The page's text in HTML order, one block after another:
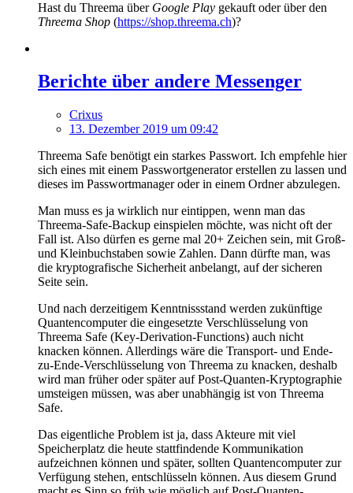
Hast du Threema über Google Play gekauft oder über den
Threema Shop (https://shop.threema.ch)?
Berichte über andere Messenger
Crixus
13. Dezember 2019 um 09:42
Threema Safe benötigt ein starkes Passwort. Ich empfehle hier
sich eines mit einem Passwortgenerator erstellen zu lassen und
dieses im Passwortmanager oder in einem Ordner abzulegen.
Man muss es ja wirklich nur eintippen, wenn man das
Threema-Safe-Backup einspielen möchte, was nicht oft der
Fall ist. Also dürfen es gerne mal 20+ Zeichen sein, mit Groß-
und Kleinbuchstaben sowie Zahlen. Dann dürfte man, was
die kryptografische Sicherheit anbelangt, auf der sicheren
Seite sein.
Und nach derzeitigem Kenntnissstand werden zukünftige
Quantencomputer die eingesetzte Verschlüsselung von
Threema Safe (Key-Derivation-Functions) auch nicht
knacken können. Allerdings wäre die Transport- und Ende-
zu-Ende-Verschlüsselung von Threema zu knacken, deshalb
wird man früher oder später auf Post-Quanten-Kryptographie
umsteigen müssen, was aber unabhängig ist von Threema
Safe.
Das eigentliche Problem ist ja, dass Akteure mit viel
Speicherplatz die heute stattfindende Kommunikation
aufzeichnen können und später, sollten Quantencomputer zur
Verfügung stehen, entschlüsseln können. Aus diesem Grund